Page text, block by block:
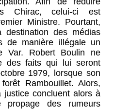
Chirac, celui-ci est
Ministre. Pourtant,
des médias
de manière illégale un
Var. Robert Boulin ne
des faits qui lui seront
1979, lorsque son
Rambouillet. Alors,
concluent alors à
propage des rumeurs